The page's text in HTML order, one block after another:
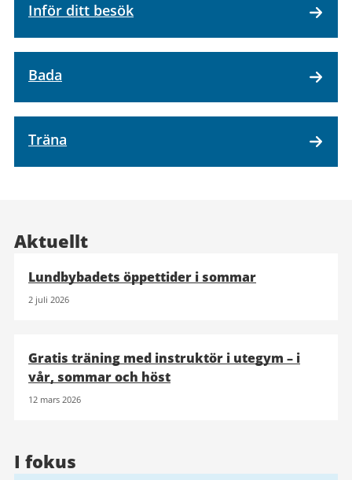
Inför ditt besök
Bada
Träna
Aktuellt
Lundbybadets öppettider i sommar
2 juli 2026
Gratis träning med instruktör i utegym – i
vår, sommar och höst
12 mars 2026
I fokus